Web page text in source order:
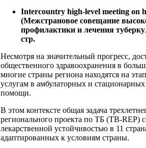
Intercountry high-level meeting on
(Межстрановое совещание
профилактики и лечения
стр.
Несмотря на значительный прогресс,
общественного здравоохранения в
многие страны региона находятся на
услугам в амбулаторных и
помощи.
В этом контексте общая задача
регионального проекта по ТБ (TB-REP)
лекарственной устойчивостью в 11
адаптированных к условиям страны.